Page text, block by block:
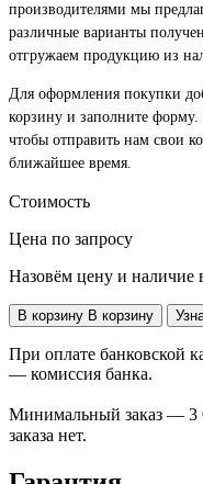
производителями мы
различные варианты
отгружаем продукцию из
Для оформления покупки
корзину и заполните
чтобы отправить нам свои
ближайшее время.
Стоимость
Цена по запросу
Назовём цену и наличие
В корзину В корзину
При оплате банковской
— комиссия банка.
Минимальный заказ — 3
заказа нет.